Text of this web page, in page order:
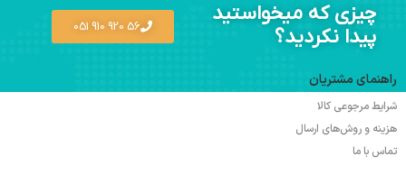
چیزی که میخواستید
پیدا نکردید؟
56 920 910 051
راهنمای مشتریان
شرایط مرجوعی کالا
هزینه و روش‌های ارسال
تماس با ما